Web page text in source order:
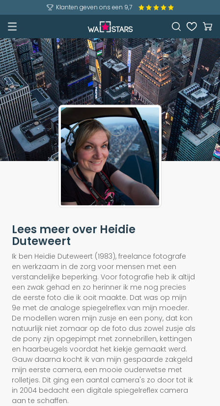
Klanten geven ons een 9,7
Lees meer over Heidie
Duteweert
Ik ben Heidie Duteweert (1983), freelance fotografe
en werkzaam in de zorg voor mensen met een
verstandelijke beperking. Voor fotografie heb ik altijd
een zwak gehad en zo herinner ik me nog precies
de eerste foto die ik ooit maakte. Dat was op mijn
9e met de analoge spiegelreflex van mijn moeder.
De modellen waren mijn zusje en een pony, dat kon
natuurlijk niet zomaar op de foto dus zowel zusje als
de pony zijn opgepimpt met zonnebrillen, kettingen
en haarbeugels voordat het kiekje gemaakt werd.
Gauw daarna kocht ik van mijn gespaarde zakgeld
mijn eerste camera, een mooie ouderwetse met
rolletjes. Dit ging een aantal camera's zo door tot ik
in 2004 bedacht een digitale spiegelreflex camera
aan te schaffen.